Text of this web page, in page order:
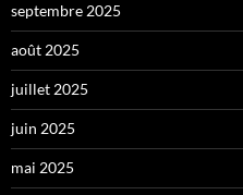
septembre 2025
août 2025
juillet 2025
juin 2025
mai 2025